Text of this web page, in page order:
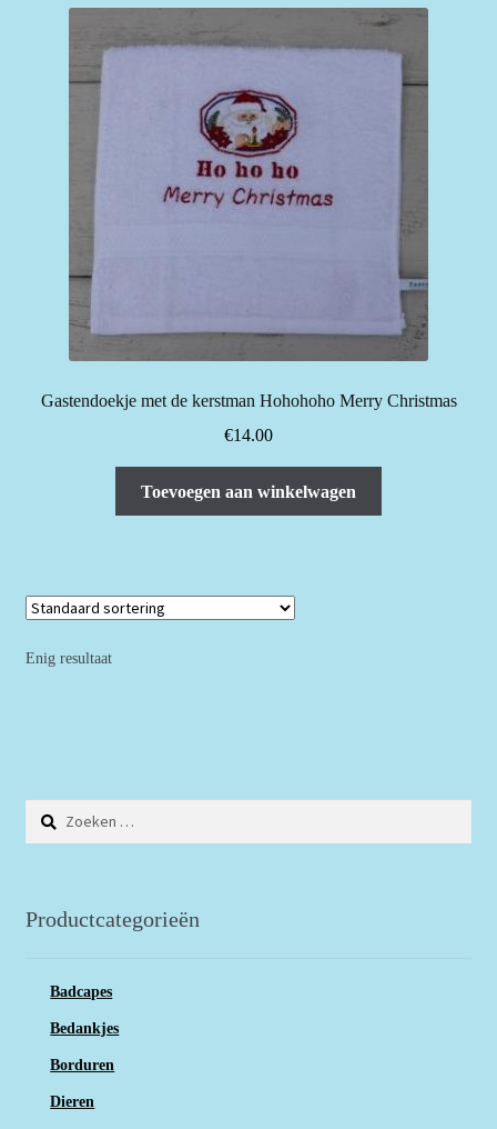
Gastendoekje met de kerstman Hohohoho Merry Christmas
€14.00
Toevoegen aan winkelwagen
Enig resultaat
Zoeken
naar:
Productcategorieën
Badcapes
Bedankjes
Borduren
Dieren